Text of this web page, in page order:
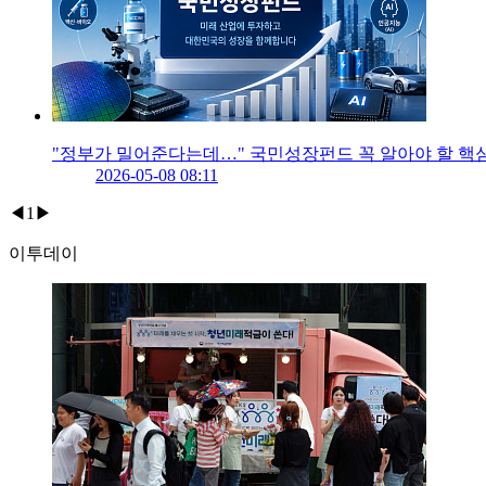
"정부가 밀어준다는데…" 국민성장펀드 꼭 알아야 할 핵
2026-05-08 08:11
◀ 1 ▶
이투데이